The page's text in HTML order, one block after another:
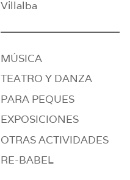
Villalba
MÚSICA
TEATRO Y DANZA
PARA PEQUES
EXPOSICIONES
OTRAS ACTIVIDADES
RE-BABEL